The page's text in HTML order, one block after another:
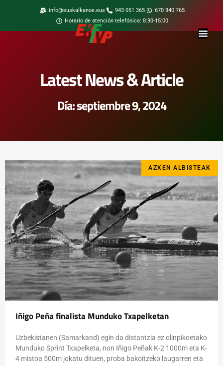
info@euskalkanoe.eus 943 051 365
670 340 765
Horario de atención telefónica: 8:30-15:00
Latest News & Article
Día: septiembre 9, 2024
AZKEN ALBISTEAK
Iñigo Peña finalista Munduko Txapelketan
Uzbekistanen (Samarkand) egin da distantzia ez olinpikoetako
Munduko Sprint Txapelketa, non Iñigo Peñak K-2 1000m eta K-
4 mistoa 500m jokatu dituen, proba bakoitzeko laugarren eta